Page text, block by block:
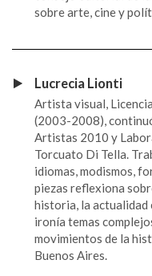
sobre arte, cine y
Lucrecia Lionti
Artista visual,
(2003-2008),
Artistas 2010 y
Torcuato Di Tella.
idiomas, modismos,
piezas reflexiona
historia, la actualidad
ironía temas
movimientos de la
Buenos Aires.